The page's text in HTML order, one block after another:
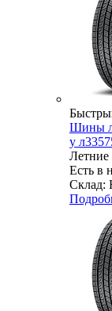
Шины
у
Летние
Есть в
Склад: